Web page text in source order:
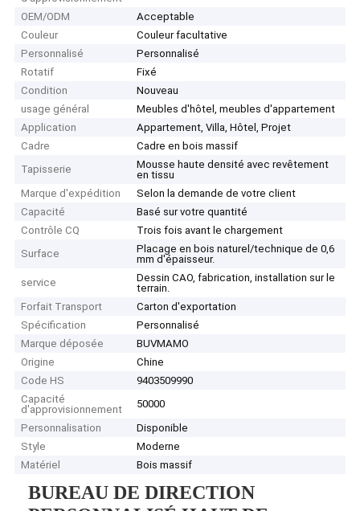
OEM/ODM
Acceptable
Couleur
Couleur facultative
Personnalisé
Personnalisé
Rotatif
Fixé
Condition
Nouveau
usage général
Meubles d'hôtel, meubles d'appartement
Application
Appartement, Villa, Hôtel, Projet
Cadre
Cadre en bois massif
Tapisserie
Mousse haute densité avec revêtement
en tissu
Marque d'expédition
Selon la demande de votre client
Capacité
Basé sur votre quantité
Contrôle CQ
Trois fois avant le chargement
Surface
Placage en bois naturel/technique de 0,6
mm d'épaisseur.
service
Dessin CAO, fabrication, installation sur le
terrain.
Forfait Transport
Carton d'exportation
Spécification
Personnalisé
Marque déposée
BUVMAMO
Origine
Chine
Code HS
9403509990
Capacité
d'approvisionnement
50000
Personnalisation
Disponible
Style
Moderne
Matériel
Bois massif
BUREAU DE DIRECTION